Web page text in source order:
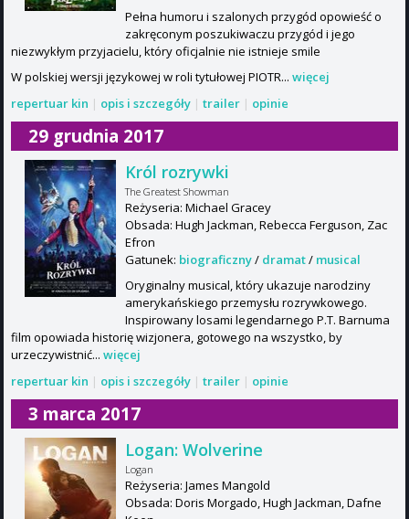
Pełna humoru i szalonych przygód opowieść o
zakręconym poszukiwaczu przygód i jego
niezwykłym przyjacielu, który oficjalnie nie istnieje smile
W polskiej wersji językowej w roli tytułowej PIOTR... więcej
repertuar kin | opis i szczegóły | trailer | opinie
29 grudnia 2017
Król rozrywki
The Greatest Showman
Reżyseria: Michael Gracey
Obsada: Hugh Jackman, Rebecca Ferguson, Zac
Efron
Gatunek: biograficzny/ dramat/ musical
Oryginalny musical, który ukazuje narodziny
amerykańskiego przemysłu rozrywkowego.
Inspirowany losami legendarnego P.T. Barnuma
film opowiada historię wizjonera, gotowego na wszystko, by
urzeczywistnić... więcej
repertuar kin | opis i szczegóły | trailer | opinie
3 marca 2017
Logan: Wolverine
Logan
Reżyseria: James Mangold
Obsada: Doris Morgado, Hugh Jackman, Dafne